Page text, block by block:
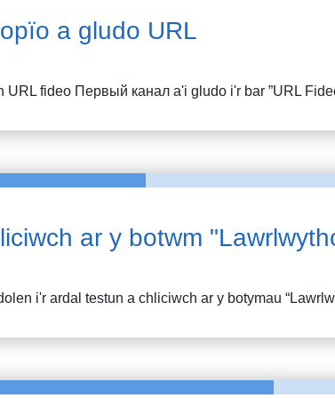
a gludo URL
URL fideo Первый канал a'i gludo i'r bar ”URL
ar y botwm
i'r ardal testun a chliciwch ar y botymau